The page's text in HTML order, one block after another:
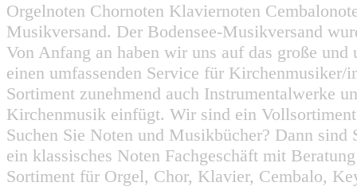
Orgelnoten Chornoten Klaviernoten
Musikversand. Der Bodensee-Musikversand
Von Anfang an haben wir uns auf das große
einen umfassenden Service für
Sortiment zunehmend auch Instrumentalwerke
Kirchenmusik einfügt. Wir sind ein
Suchen Sie Noten und Musikbücher? Dann
ein klassisches Noten Fachgeschäft mit
Sortiment für Orgel, Chor, Klavier, Cembalo,